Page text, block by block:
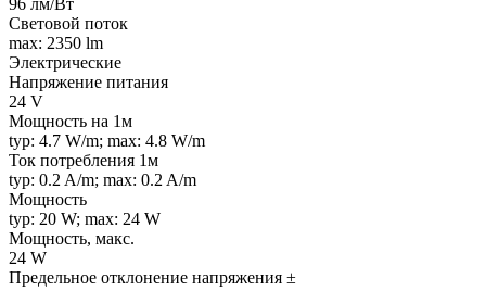
96 лм/Вт
Световой поток
max: 2350 lm
Электрические
Напряжение питания
24 V
Мощность на 1м
typ: 4.7 W/m; max: 4.8 W/m
Ток потребления 1м
typ: 0.2 A/m; max: 0.2 A/m
Мощность
typ: 20 W; max: 24 W
Мощность, макс.
24 W
Предельное отклонение напряжения ±